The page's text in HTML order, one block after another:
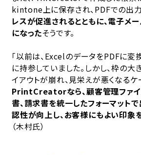
kintone上に保存され、PDFでの出力
レスが促進されるとともに、電子メ
になったそうです。
「以前は、ExcelのデータをPDFに変
に持参していました。しかし、枠の大
イアウトが崩れ、見栄えが悪くなるケ
PrintCreatorなら、顧客管理ファ
書、請求書を統一したフォーマット
認性が向上し、お客様にもよい印象
（木村氏）